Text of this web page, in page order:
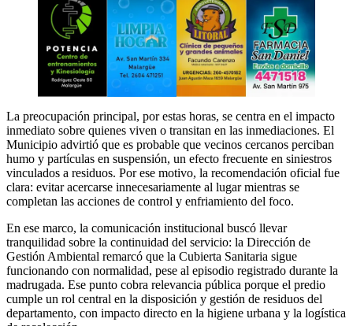
La preocupación principal, por estas horas, se centra en el impacto
inmediato sobre quienes viven o transitan en las inmediaciones. El
Municipio advirtió que es probable que vecinos cercanos perciban
humo y partículas en suspensión, un efecto frecuente en siniestros
vinculados a residuos. Por ese motivo, la recomendación oficial fue
clara: evitar acercarse innecesariamente al lugar mientras se
completan las acciones de control y enfriamiento del foco.
En ese marco, la comunicación institucional buscó llevar
tranquilidad sobre la continuidad del servicio: la Dirección de
Gestión Ambiental remarcó que la Cubierta Sanitaria sigue
funcionando con normalidad, pese al episodio registrado durante la
madrugada. Ese punto cobra relevancia pública porque el predio
cumple un rol central en la disposición y gestión de residuos del
departamento, con impacto directo en la higiene urbana y la logística